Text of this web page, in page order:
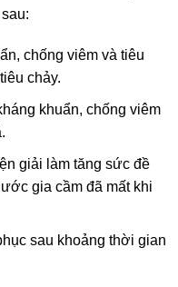
chống viêm và tiêu
chảy.
khuẩn, chống viêm
giải làm tăng sức đề
gia cầm đã mất khi
sau khoảng thời gian